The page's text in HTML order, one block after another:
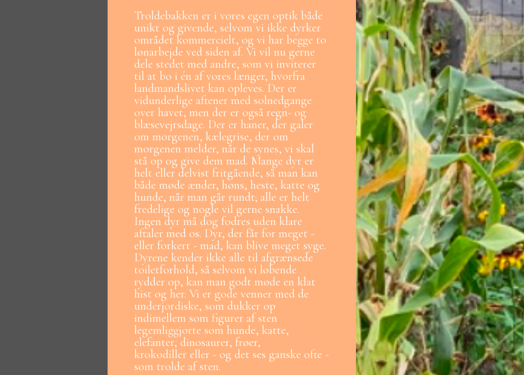
Troldebakken er i vores egen optik både
unikt og givende, selvom vi ikke dyrker
området kommercielt, og vi har begge to
lønarbejde ved siden af. Vi vil nu gerne
dele stedet med andre, som vi inviterer
til at bo i én af vores længer, hvorfra
landmandslivet kan opleves. Der er
vidunderlige aftener med solnedgange
over havet, men der er også regn- og
blæsevejrsdage. Der er haner, der galer
om morgenen, kælegrise, der om
morgenen melder, når de synes, vi skal
stå op og give dem mad. Mange dyr er
helt eller delvist fritgående, så man kan
både møde ænder, høns, heste, katte og
hunde, når man går rundt; alle er helt
fredelige og nogle vil gerne snakke.
Ingen dyr må dog fodres uden klare
aftaler med os. Dyr, der får for meget -
eller forkert - mad, kan blive meget syge.
Dyrene kender ikke alle til afgrænsede
toiletforhold, så selvom vi løbende
rydder op, kan man godt møde en klat
hist og her. Vi er gode venner med de
underjordiske, som dukker op
indimellem som figurer af sten
legemliggjorte som hunde, katte,
elefanter, dinosaurer, frøer,
krokodiller eller - og det ses ganske ofte -
som trolde af sten.